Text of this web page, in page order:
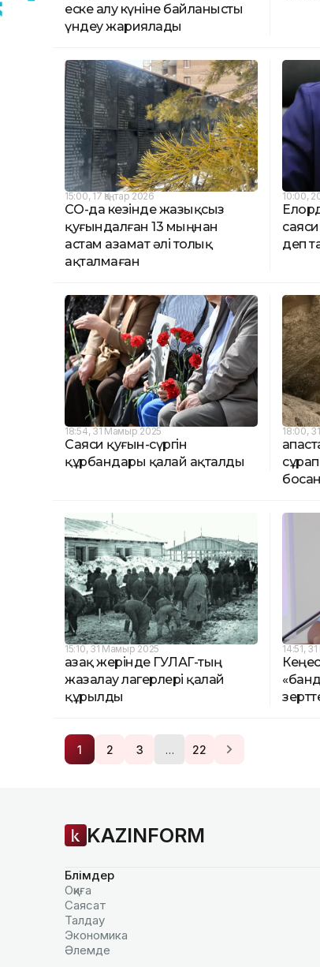
еске алу күніне байланысты
үндеу жариялады
15:00, 17 Қаңтар 2026
СҚО-да кезінде жазықсыз
қуғындалған 13 мыңнан
астам азамат әлі толық
ақталмаған
10:00,
деп
18:54, 31 Мамыр 2025
Саяси қуғын-сүргін
құрбандары қалай ақталды
18:00,
15:10, 31 Мамыр 2025
Қазақ жерінде ГУЛАГ-тың
жазалау лагерлері қалай
құрылды
14:51,
1 2 3 … 22
KAZINFORM
Бөлімдер
Оқиға
Саясат
Талдау
Экономика
Әлемде